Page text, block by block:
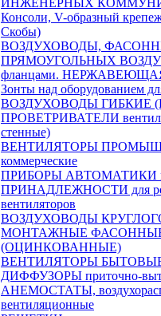
ИНЖЕНЕРНЫХ
Консоли, V-образный
Скобы)
ВОЗДУХОВОДЫ,
ПРЯМОУГОЛЬНЫХ
фланцами.
Зонты над оборудованием
ВОЗДУХОВОДЫ ГИБКИЕ
ПРОВЕТРИВАТЕЛИ
стенные)
ВЕНТИЛЯТОРЫ
коммерческие
ПРИБОРЫ АВТОМАТИКИ
ПРИНАДЛЕЖНОСТИ для
вентиляторов
ВОЗДУХОВОДЫ КРУГЛОГО
МОНТАЖНЫЕ ФАСОННЫЕ
(ОЦИНКОВАННЫЕ)
ВЕНТИЛЯТОРЫ
ДИФФУЗОРЫ приточно-
АНЕМОСТАТЫ,
вентиляционные